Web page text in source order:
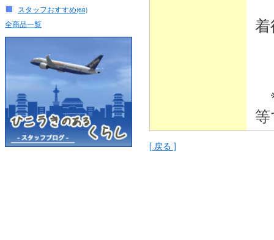
スタッフおすすめ(68)
全商品一覧
[ 戻る ]